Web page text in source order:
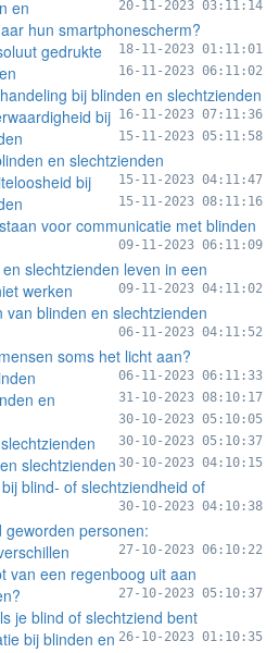
20-11-2023 03:11:14
en
hun smartphonescherm?
18-11-2023 01:11:01
gedrukte
16-11-2023 06:11:02
bij blinden en slechtzienden
16-11-2023 07:11:36
bij
15-11-2023 05:11:58
en slechtzienden
15-11-2023 04:11:47
bij
15-11-2023 08:11:16
voor communicatie met blinden
09-11-2023 06:11:09
slechtzienden leven in een
werken
09-11-2023 04:11:02
blinden en slechtzienden
06-11-2023 04:11:52
soms het licht aan?
06-11-2023 06:11:33
31-10-2023 08:10:17
en
30-10-2023 05:10:05
30-10-2023 05:10:37
slechtzienden 30-10-2023 04:10:15
blind- of slechtziendheid of
30-10-2023 04:10:38
geworden personen:
27-10-2023 06:10:22
van een regenboog uit aan
27-10-2023 05:10:37
je blind of slechtziend bent
26-10-2023 01:10:35
bij blinden en